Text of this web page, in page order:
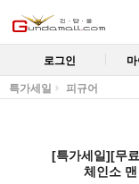
로그인
특가세일 피규어
[특가세일][무
체인소